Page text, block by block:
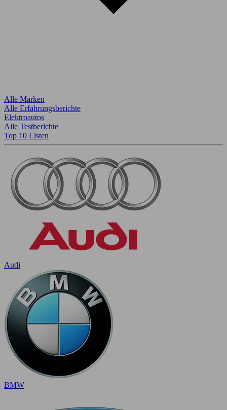
Alle Marken
Alle Erfahrungsberichte
Elektroautos
Alle Testberichte
Top 10 Listen
Audi
BMW